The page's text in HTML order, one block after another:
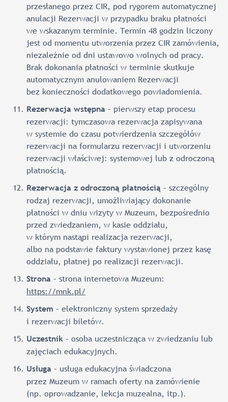
przesłanego przez CIR, pod rygorem automatycznej
anulacji Rezerwacji w przypadku braku płatności
we wskazanym terminie. Termin 48 godzin liczony
jest od momentu utworzenia przez CIR zamówienia,
niezależnie od dni ustawowo wolnych od pracy.
Brak dokonania płatności w terminie skutkuje
automatycznym anulowaniem Rezerwacji
bez konieczności dodatkowego powiadomienia.
Rezerwacja wstępna – pierwszy etap procesu
rezerwacji: tymczasowa rezerwacja zapisywana
w systemie do czasu potwierdzenia szczegółów
rezerwacji na formularzu rezerwacji i utworzeniu
rezerwacji właściwej: systemowej lub z odroczoną
płatnością.
Rezerwacja z odroczoną płatnością – szczególny
rodzaj rezerwacji, umożliwiający dokonanie
płatności w dniu wizyty w Muzeum, bezpośrednio
przed zwiedzaniem, w kasie oddziału,
w którym nastąpi realizacja rezerwacji,
albo na podstawie faktury wystawionej przez kasę
oddziału, płatnej po realizacji rezerwacji.
Strona – strona internetowa Muzeum:
https://mnk.pl/
System – elektroniczny system sprzedaży
i rezerwacji biletów.
Uczestnik – osoba uczestnicząca w zwiedzaniu lub
zajęciach edukacyjnych.
Usługa – usługa edukacyjna świadczona
przez Muzeum w ramach oferty na zamówienie
(np. oprowadzanie, lekcja muzealna, itp.).